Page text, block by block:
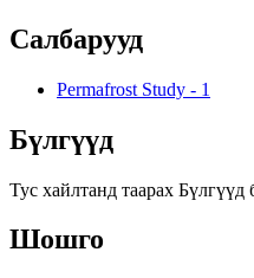
Салбарууд
Permafrost Study - 1
Бүлгүүд
Тус хайлтанд таарах Бүлгүүд
Шошго